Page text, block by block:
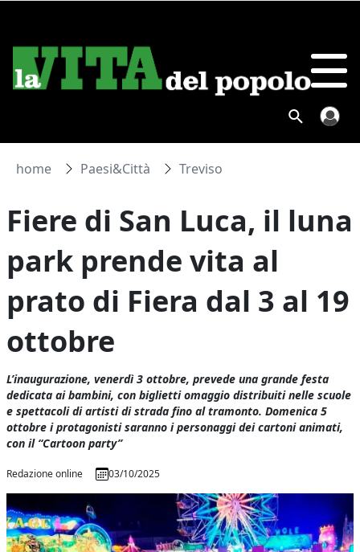
home Paesi&Città Treviso
Fiere di San Luca, il luna
park prende vita al
prato di Fiera dal 3 al 19
ottobre
L’inaugurazione, venerdì 3 ottobre, prevede una grande festa
dedicata ai bambini, con biglietti omaggio distribuiti nelle scuole
e spettacoli di artisti di strada fino al tramonto. Domenica 5
ottobre i protagonisti saranno i personaggi dei cartoni animati,
con il “Cartoon party”
Redazione online 03/10/2025